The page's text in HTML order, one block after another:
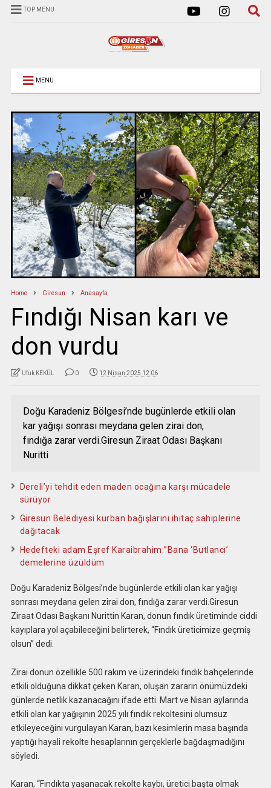
TOP MENU
MENU
Home Giresun Anasayfa
Fındığı Nisan karı ve
don vurdu
Ufuk KEKÜL 0 12 Nisan 2025 12:06
Doğu Karadeniz Bölgesi’nde bugünlerde etkili olan
kar yağışı sonrası meydana gelen zirai don,
fındığa zarar verdi.Giresun Ziraat Odası Başkanı
Nuritti
Dereli’yi tehdit eden maden ocağına karşı mücadele
sürüyor
Giresun Belediyesi kurban bağışlarını ihitaç sahiplerine
dağıtacak
Hedefteki adam Eşref Karaibrahim:”Bana ‘Butlancı’
demelerine üzüldüm
Doğu Karadeniz Bölgesi’nde bugünlerde etkili olan kar yağışı
sonrası meydana gelen zirai don, fındığa zarar verdi.Giresun
Ziraat Odası Başkanı Nurittin Karan, donun fındık üretiminde ciddi
kayıplara yol açabileceğini belirterek, “Fındık üreticimize geçmiş
olsun” dedi.
Zirai donun özellikle 500 rakım ve üzerindeki fındık bahçelerinde
etkili olduğuna dikkat çeken Karan, oluşan zararın önümüzdeki
günlerde netlik kazanacağını ifade etti. Mart ve Nisan aylarında
etkili olan kar yağışının 2025 yılı fındık rekoltesini olumsuz
etkileyeceğini vurgulayan Karan, bazı kesimlerin masa başında
yaptığı hayali rekolte hesaplarının gerçeklerle bağdaşmadığını
söyledi.
Karan, “Fındıkta yaşanacak rekolte kaybı, üretici başta olmak